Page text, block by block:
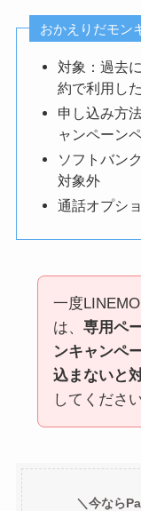
おかえりだモン
対象：過去
約で利用し
申し込み方
ャンペーン
ソフトバン
対象外
通話オプシ
一度
は、 専用ペ
ンキャンペ
込まないと
してくださ
＼今なら